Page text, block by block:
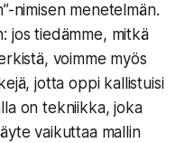
nimisen menetelmän.
jos tiedämme, mitkä
voimme myös
jotta oppi kallistuisi
on tekniikka, joka
vaikuttaa mallin